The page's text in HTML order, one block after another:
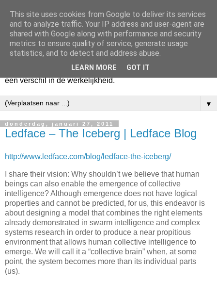
Harry
Hier vertel ik wat ik kwijt wil. Hier zeg ik wat ik gezegd wil
hebben. Voor mijzelf. Misschien voor jou. Zolang het mijn
hart lucht en mijn geest verheldert. En mogelijk maakt het
een verschil in de werkelijkheid.
▼
donderdag, januari 27, 2011
Ledface – The Iceberg | Ledface Blog
http://www.ledface.com/blog/ledface-the-iceberg/
I share their vision: Why shouldn’t we believe that human
beings can also enable the emergence of collective
intelligence? Although emergence does not have logical
properties and cannot be predicted, for us, this endeavor is
about designing a model that combines the right elements
already demonstrated in swarm intelligence and complex
systems research in order to produce a near propitious
environment that allows human collective intelligence to
emerge. We will call it a “collective brain” when, at some
point, the system becomes more than its individual parts
(us).
This site uses cookies from Google to deliver its services
and to analyze traffic. Your IP address and user-agent are
shared with Google along with performance and security
metrics to ensure quality of service, generate usage
statistics, and to detect and address abuse.
LEARN MORE GOT IT